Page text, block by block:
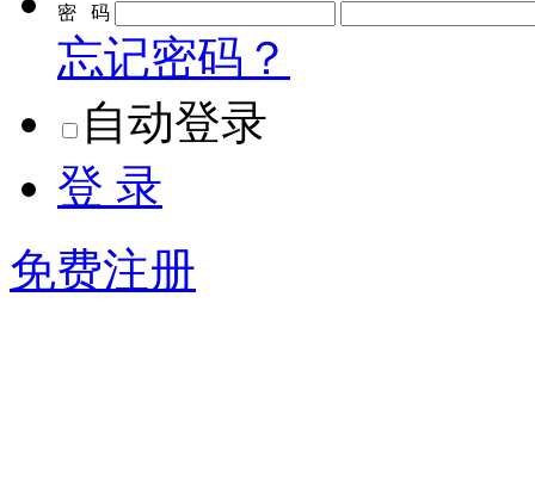
密 码
忘记密码？
自动登录
登 录
免费注册